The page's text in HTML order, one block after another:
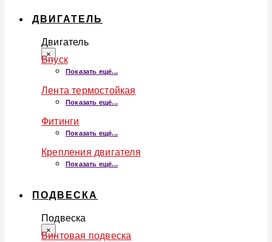
ДВИГАТЕЛЬ
Двигатель
×
Впуск
Показать ещё...
Лента термостойкая
Показать ещё...
Фитинги
Показать ещё...
Крепления двигателя
Показать ещё...
ПОДВЕСКА
Подвеска
×
Винтовая подвеска